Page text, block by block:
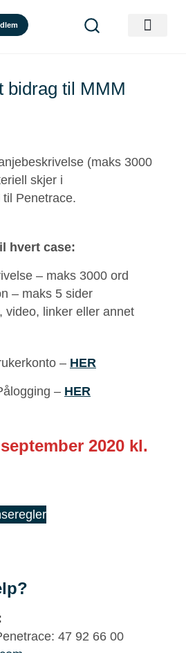
bidrag til MMM
(maks 3000
skjer i
Penetrace.
hvert case:
– maks 3000 ord
– maks 5 sider
video, linker eller annet
– HER
– HER
2020 kl.
47 92 66 00